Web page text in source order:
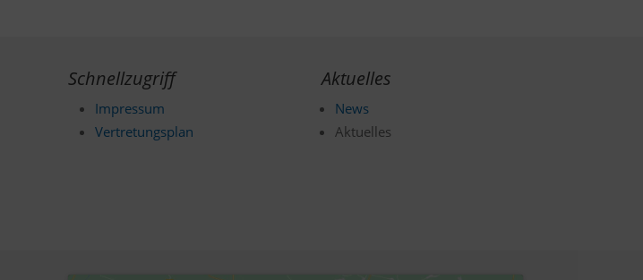
Schnellzugriff
Impressum
Vertretungsplan
Aktuelles
News
Aktuelles